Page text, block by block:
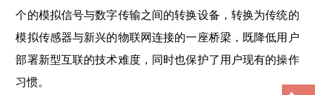
个的模拟信号与数字传输之间的转换设备，转换为传统的
模拟传感器与新兴的物联网连接的一座桥梁，既降低用户
部署新型互联的技术难度，同时也保护了用户现有的操作
习惯。